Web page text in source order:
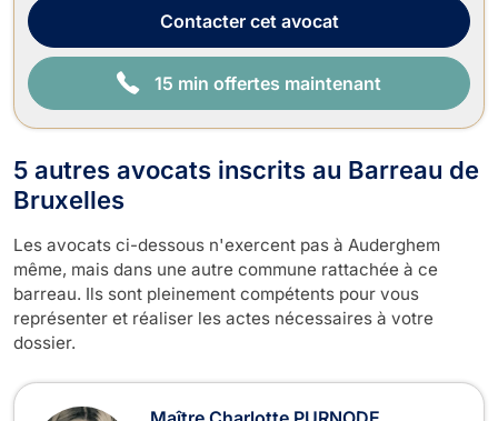
Afschrift, avocate ...Contactercet avocat
15 min offertes maintenant
5 autres avocats inscrits au Barreau de
Bruxelles
Les avocats ci-dessous n'exercent pas à Auderghem
même, mais dans une autre commune rattachée à ce
barreau. Ils sont pleinement compétents pour vous
représenter et réaliser les actes nécessaires à votre
dossier.